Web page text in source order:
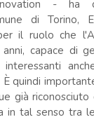
- ha
di Torino,
il ruolo che
capace di
interessanti
quindi
già riconosciuto
in tal senso tra